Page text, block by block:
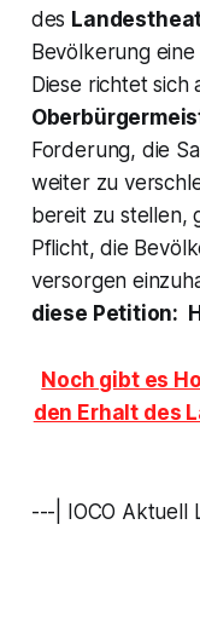
des
Bevölkerung eine
Diese richtet sich
Forderung, die
weiter zu
bereit zu stellen,
Pflicht, die
versorgen
diese Petition:
Noch gibt es
den Erhalt des
---| IOCO Aktuell